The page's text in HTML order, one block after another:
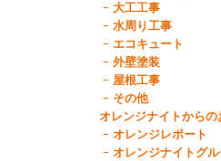
大工工事
水周り工事
エコキュート
外壁塗装
屋根工事
その他
オレンジナイトからの
オレンジレポート
オレンジナイトグ